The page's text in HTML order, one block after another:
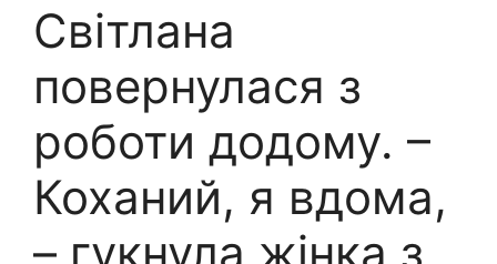
Світлана
повернулася з
роботи додому. –
Коханий, я вдома,
– гукнула жінка з